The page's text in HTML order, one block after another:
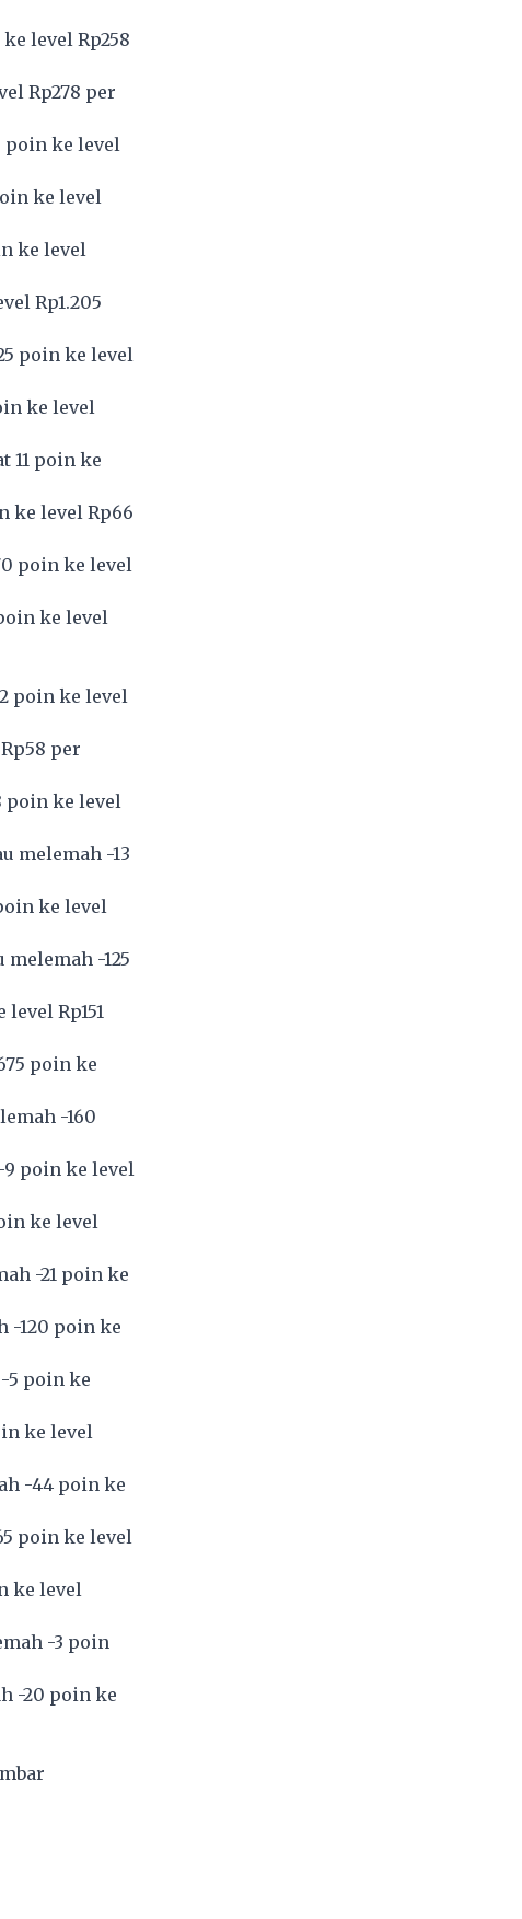
level Rp258
Rp278 per
poin ke level
ke level
ke level
Rp1.205
poin ke level
ke level
11 poin ke
ke level Rp66
poin ke level
ke level
poin ke level
per
poin ke level
melemah -13
ke level
melemah -125
Rp151
poin ke
-160
poin ke level
ke level
-21 poin ke
-120 poin ke
5 poin ke
ke level
-44 poin ke
poin ke level
ke level
-3 poin
-20 poin ke